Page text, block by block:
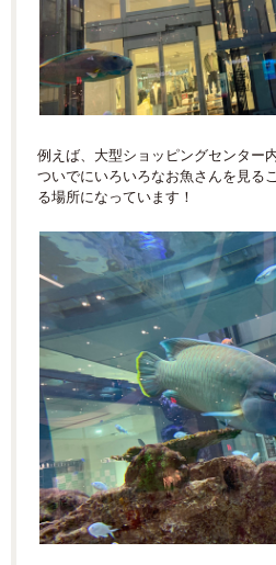
例えば、大型ショッピングセンター
ついでにいろいろなお魚さんを見る
る場所になっています！